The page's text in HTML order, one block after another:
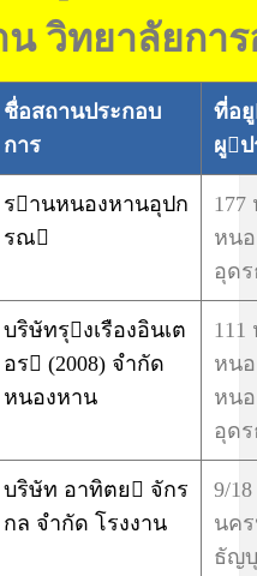
น วิทยาลัยกา
ชื่อสถานประกอบ
การ
ที่อ
ผู
รานหนองหานอุปก
รณ
177
หน
อุด
บริษัทรุงเรืองอินเต
อร (2008) จำกัด
หนองหาน
111
หน
หน
อุด
บริษัท อาทิตย จักร
กล จำกัด โรงงาน
9/
นค
ธัญ